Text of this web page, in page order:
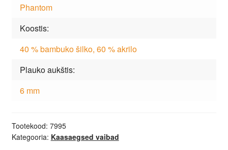
Phantom
Koostis
40 % bambuko šilko, 60 % akrilo
Plauko aukštis
6 mm
Tootekood: 7995
Kategooria: Kaasaegsed vaibad